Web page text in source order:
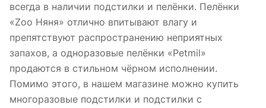
всегда в наличии подстилки и пелёнки. Пелёнки
«Zoo Няня» отлично впитывают влагу и
препятствуют распространению неприятных
запахов, а одноразовые пелёнки «Petmil»
продаются в стильном чёрном исполнении.
Помимо этого, в нашем магазине можно купить
многоразовые подстилки и подстилки с